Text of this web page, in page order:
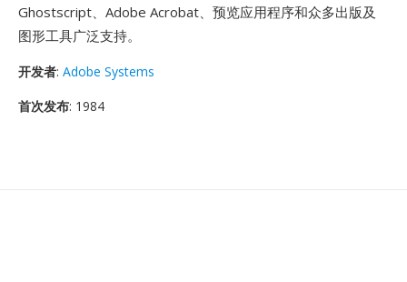
Ghostscript、Adobe Acrobat、预览应用程序和众多出版及
图形工具广泛支持。
开发者: Adobe Systems
首次发布: 1984